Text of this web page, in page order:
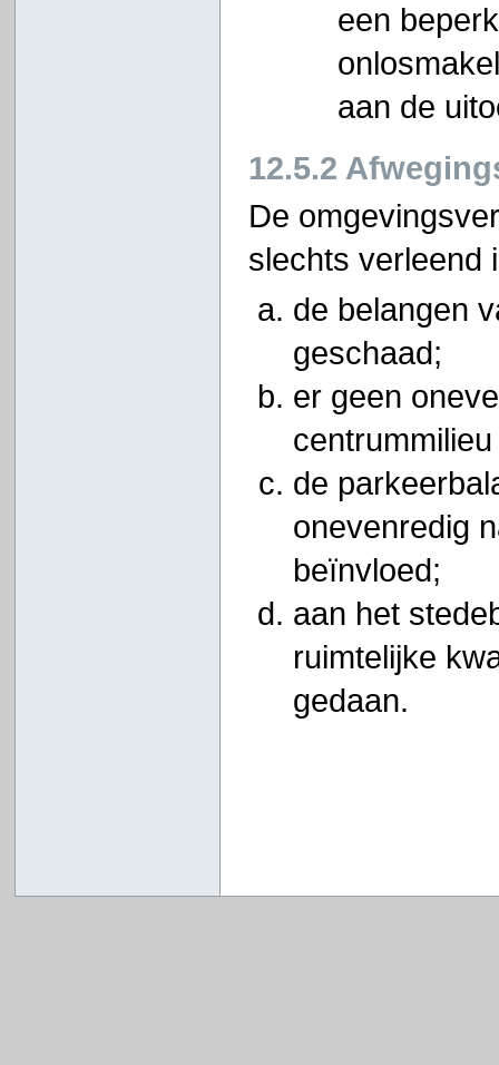
een
aan de
12.5.2
De
slechts verleend
de belangen
geschaad;
er geen
de
onevenredig
beïnvloed;
aan het
ruimtelijke
gedaan.